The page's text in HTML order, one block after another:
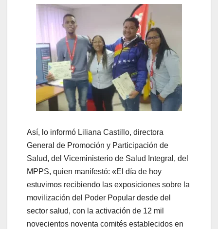
Así, lo informó Liliana Castillo, directora
General de Promoción y Participación de
Salud, del Viceministerio de Salud Integral, del
MPPS, quien manifestó: «El día de hoy
estuvimos recibiendo las exposiciones sobre la
movilización del Poder Popular desde del
sector salud, con la activación de 12 mil
novecientos noventa comités establecidos en